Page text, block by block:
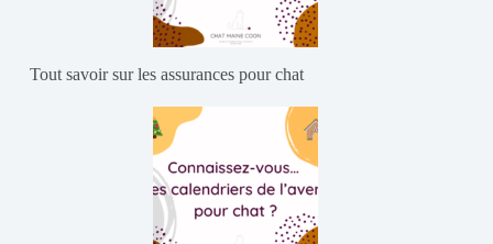
Tout savoir sur les assurances pour chat